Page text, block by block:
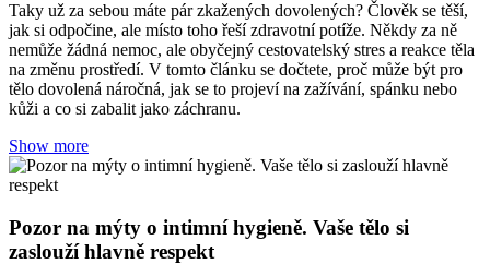
Taky už za sebou máte pár zkažených dovolených? Člověk se těší,
jak si odpočine, ale místo toho řeší zdravotní potíže. Někdy za ně
nemůže žádná nemoc, ale obyčejný cestovatelský stres a reakce těla
na změnu prostředí. V tomto článku se dočtete, proč může být pro
tělo dovolená náročná, jak se to projeví na zažívání, spánku nebo
kůži a co si zabalit jako záchranu.
Show more
Pozor na mýty o intimní hygieně. Vaše tělo si
zaslouží hlavně respekt